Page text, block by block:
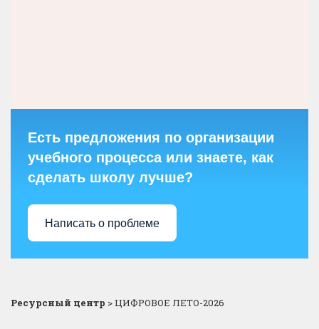
Есть предложения по организации
учебного процесса или знаете, как
сделать школу лучше?
Написать о проблеме
Ресурсный центр >ЦИФРОВОЕ ЛЕТО-2026